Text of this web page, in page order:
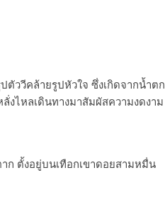
ตัววีคล้ายรูปหัวใจ ซึ่งเกิดจากน้ำตก
ไหลเดินทางมาสัมผัสความงดงาม
ก ตั้งอยู่บนเทือกเขาดอยสามหมื่น